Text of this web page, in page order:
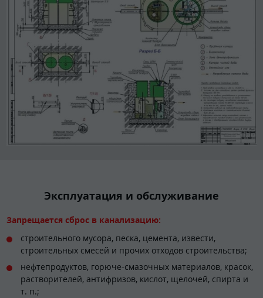
Эксплуатация и обслуживание
Запрещается сброс в канализацию:
строительного мусора, песка, цемента, извести,
строительных смесей и прочих отходов строительства;
нефтепродуктов, горюче-смазочных материалов, красок,
растворителей, антифризов, кислот, щелочей, спирта и
т. п.;